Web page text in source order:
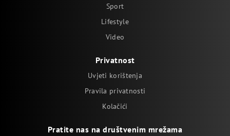
Sport
Lifestyle
Video
Privatnost
Uvjeti korištenja
Pravila privatnosti
Kolačići
Pratite nas na društvenim mrežama